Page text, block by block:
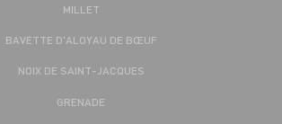
MILLET
BAVETTE D'ALOYAU DE BŒUF
NOIX DE SAINT-JACQUES
GRENADE